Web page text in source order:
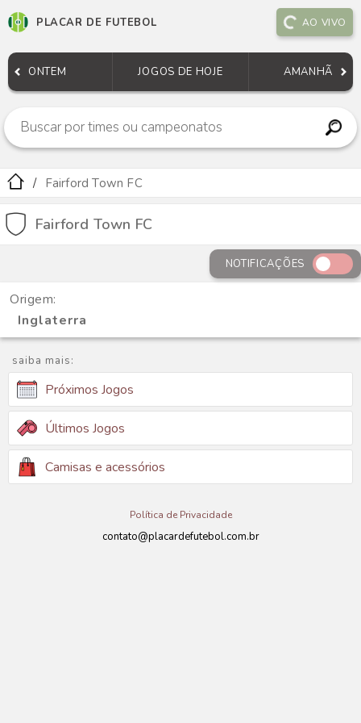
PLACAR DE FUTEBOL AO VIVO
ONTEM JOGOS DE HOJE AMANHÃ
Fairford Town FC
Fairford Town FC
NOTIFICAÇÕES
Origem:
Inglaterra
saiba mais:
Próximos Jogos
Últimos Jogos
Camisas e acessórios
Política de Privacidade
contato@placardefutebol.com.br